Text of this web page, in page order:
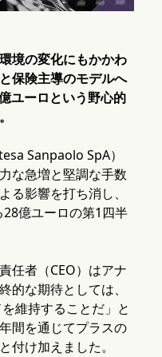
境の変化にもかかわ
保険主導のモデルへ
ユーロという野心的
Sanpaolo SpA）
な急増と堅調な手数
る影響を打ち消し、
億ユーロの第1四半
任者（CEO）はアナ
的な期待としては、
維持することだ」と
間を通じてプラスの
付け加えました。